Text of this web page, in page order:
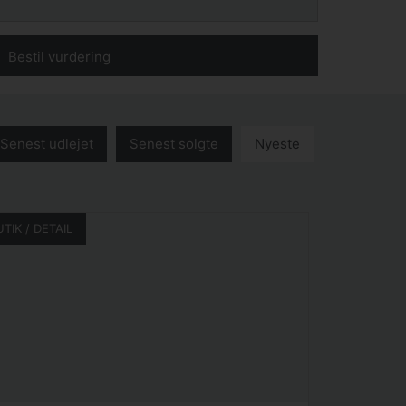
Bestil vurdering
Nyeste
Senest solgte
Senest udlejet
/ DETAIL